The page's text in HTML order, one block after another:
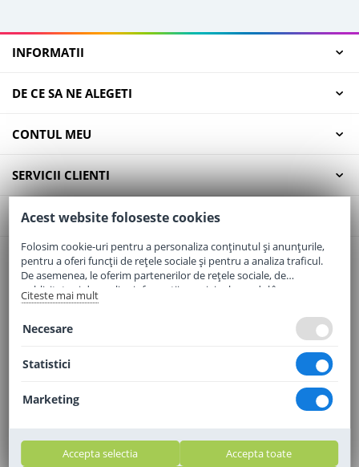
INFORMATII
DE CE SA NE ALEGETI
CONTUL MEU
SERVICII CLIENTI
CONTACT
Email:office@elaptepraf.ro
Telefon:0745-964-449
Adresa:Sos. Borsului, Nr. 20, Oradea, Jud. Bihor
Acest website foloseste cookies
Folosim cookie-uri pentru a personaliza conținutul și anunțurile,
pentru a oferi funcții de rețele sociale și pentru a analiza traficul.
De asemenea, le oferim partenerilor de rețele sociale, de
publicitate și de analize informații cu privire la modul în care
folosiți site-ul nostru. Aceștia le pot combina cu alte informații
Citeste mai mult
Necesare
Statistici
Marketing
Accepta selectia Accepta toate